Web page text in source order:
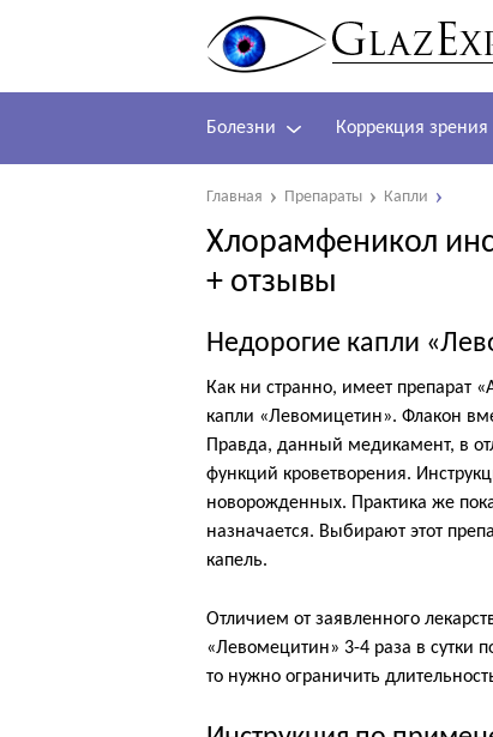
Болезни Коррекция зрения
Главная Препараты Капли
Хлорамфеникол
+ отзывы
Недорогие капли
Как ни странно, имеет препарат
капли «Левомицетин». Флакон
Правда, данный медикамент, в
функций кроветворения.
новорожденных. Практика же
назначается. Выбирают этот
капель.
Отличием от заявленного
«Левомецитин» 3-4 раза в сутки
то нужно ограничить